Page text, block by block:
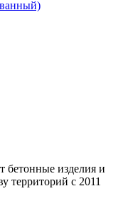
бетонные изделия и
территорий с 2011